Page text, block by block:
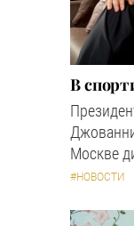
В
Москве
#НОВОСТИ